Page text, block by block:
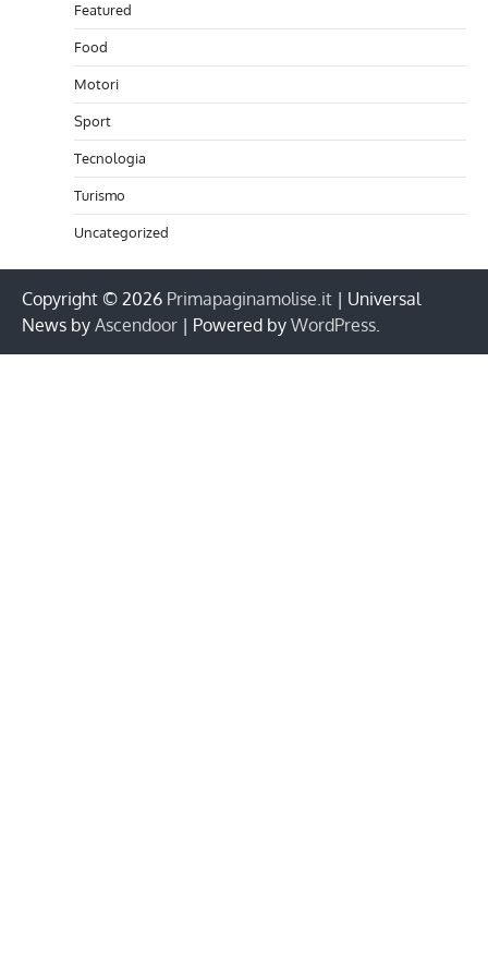
Featured
Food
Motori
Sport
Tecnologia
Turismo
Uncategorized
Copyright © 2026 Primapaginamolise.it | Universal
News by Ascendoor | Powered by WordPress.